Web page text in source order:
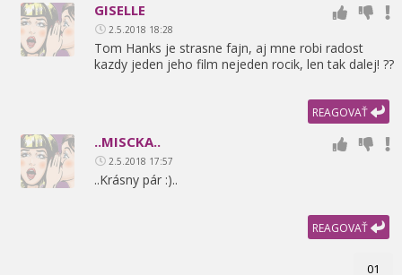
GISELLE
2.5.2018 18:28
Tom Hanks je strasne fajn, aj mne robi radost
kazdy jeden jeho film nejeden rocik, len tak dalej! ??
REAGOVAŤ
..MISCKA..
2.5.2018 17:57
..Krásny pár :)..
REAGOVAŤ
01